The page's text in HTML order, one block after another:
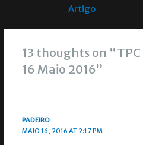
Artigo
13 thoughts on
16 Maio 2016”
PADEIRO
MAIO 16, 2016 AT 2:17 PM